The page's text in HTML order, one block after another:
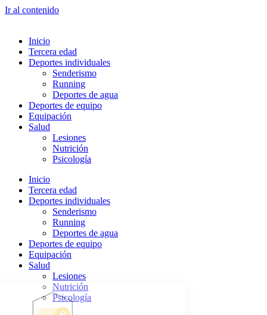
Ir al contenido
Inicio
Tercera edad
Deportes individuales
Senderismo
Running
Deportes de agua
Deportes de equipo
Equipación
Salud
Lesiones
Nutrición
Psicología
Inicio
Tercera edad
Deportes individuales
Senderismo
Running
Deportes de agua
Deportes de equipo
Equipación
Salud
Lesiones
Nutrición
Psicología